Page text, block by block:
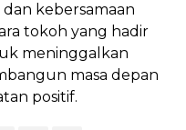
kebersamaan
tokoh yang hadir
meninggalkan
masa depan
positif.